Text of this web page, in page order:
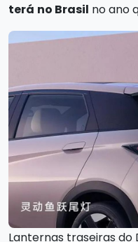
terá no Brasil no ano
Lanternas traseiras do